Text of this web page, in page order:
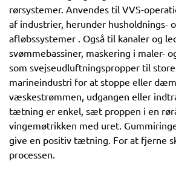
rørsystemer. Anvendes til VVS-
af industrier, herunder husholdnings-
afløbssystemer . Også til kanaler og
svømmebassiner, maskering i maler-
som svejseudluftningspropper til
marineindustri for at stoppe eller
væskestrømmen, udgangen eller
tætning er enkel, sæt proppen i en
vingemøtrikken med uret.
give en positiv tætning. For at fjerne
processen.